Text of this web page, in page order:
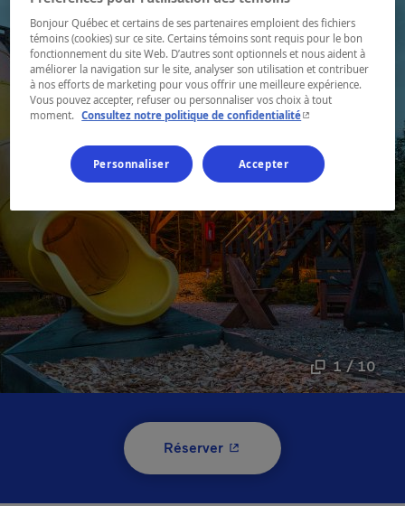
1 / 10
Réserver- Cet hyperlien s'ouvrira
Bonjour Québec et certains de ses partenaires emploient des fichiers
témoins (cookies) sur ce site. Certains témoins sont requis pour le bon
fonctionnement du site Web. D’autres sont optionnels et nous aident à
améliorer la navigation sur le site, analyser son utilisation et contribuer
à nos efforts de marketing pour vous offrir une meilleure expérience.
Vous pouvez accepter, refuser ou personnaliser vos choix à tout
moment. Consultez notre politique de confidentialité- Cet hyperlien
Personnaliser Accepter